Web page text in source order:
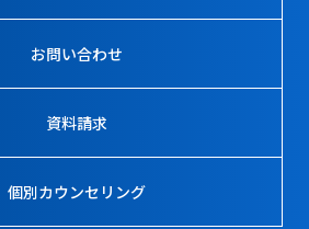
お問い合わせ
資料請求
個別カウンセリング